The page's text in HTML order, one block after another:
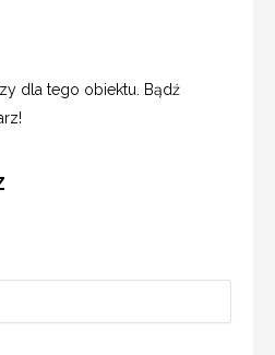
dla tego obiektu. Bądź